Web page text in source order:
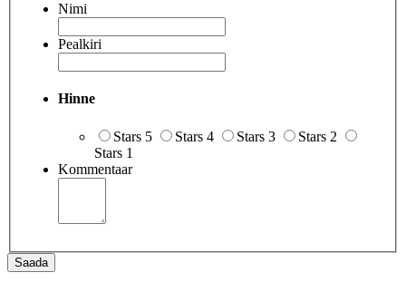
Nimi
Pealkiri
Hinne
Stars 5 Stars 4 Stars 3
Stars 2
Stars 1
Kommentaar
Saada